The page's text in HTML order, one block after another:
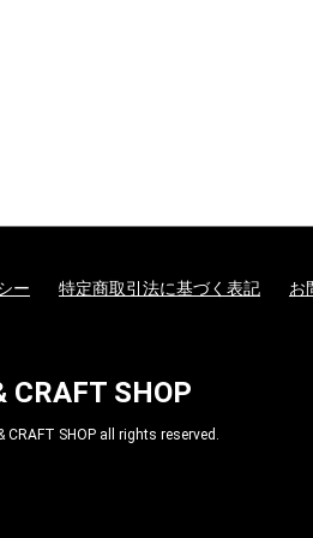
ー 特定商取引法に基づく表記 お
CRAFT SHOP
CRAFT SHOP all rights reserved.